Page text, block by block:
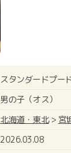
スタンダードプー
男の子（オス）
北海道・東北> 宮
2026.03.08